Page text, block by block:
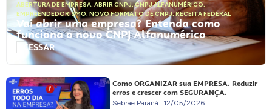
ABERTURA DE EMPRESA, ABRIR CNPJ,CNPJ ALFANUMÉRICO,
EMPREENDEDORISMO, NOVO FORMATO DE CNPJ,RECEITA FEDERAL
Vai abrir uma empresa? Entenda como
funciona o novo CNPJ Alfanumérico
ACESSAR
Como ORGANIZAR sua EMPRESA. Reduzir
erros e crescer com SEGURANÇA.
Sebrae Paraná 12/05/2026